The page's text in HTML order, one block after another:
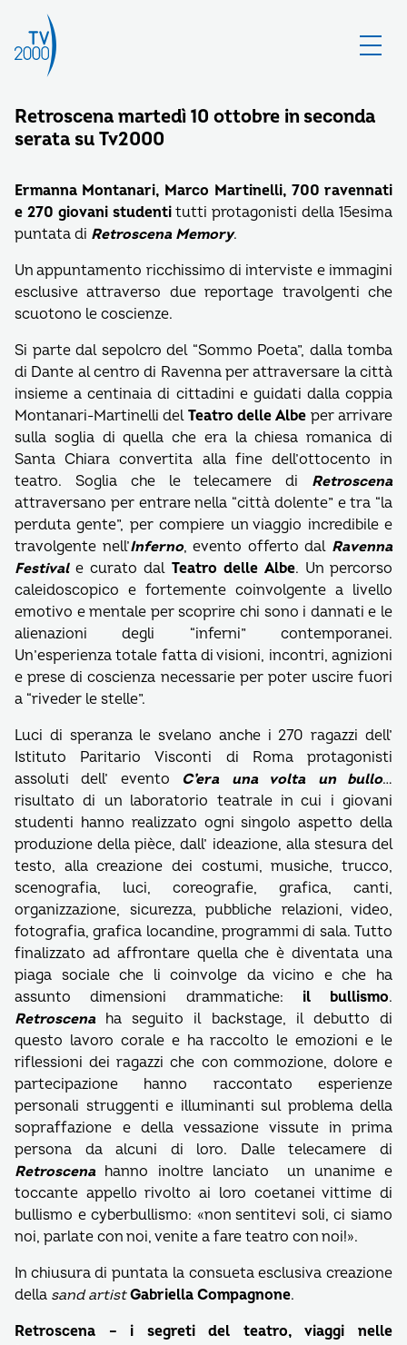
Retroscena martedì 10 ottobre in seconda
serata su Tv2000
Ermanna Montanari, Marco Martinelli, 700 ravennati
e 270 giovani studentitutti protagonisti della 15esima
puntata di Retroscena Memory.
Un appuntamento ricchissimo di interviste e immagini
esclusive attraverso due reportage travolgenti che
scuotono le coscienze.
Si parte dal sepolcro del “Sommo Poeta”, dalla tomba
di Dante al centro di Ravenna per attraversare la città
insieme a centinaia di cittadini e guidati dalla coppia
Montanari-Martinelli del Teatro delle Albe per arrivare
sulla soglia di quella che era la chiesa romanica di
Santa Chiara convertita alla fine dell’ottocento in
teatro. Soglia che le telecamere di Retroscena
attraversano per entrare nella “città dolente” e tra “la
perduta gente”, per compiere un viaggio incredibile e
travolgente nell’Inferno, evento offerto dal Ravenna
Festivale curato dal Teatro delle Albe. Un percorso
caleidoscopico e fortemente coinvolgente a livello
emotivo e mentale per scoprire chi sono i dannati e le
alienazioni degli “inferni” contemporanei.
Un’esperienza totale fatta di visioni, incontri, agnizioni
e prese di coscienza necessarie per poter uscire fuori
a “riveder le stelle”.
Luci di speranza le svelano anche i 270 ragazzi dell’
Istituto Paritario Visconti di Roma protagonisti
assoluti dell’ evento C’era una volta un bullo…
risultato di un laboratorio teatrale in cui i giovani
studenti hanno realizzato ogni singolo aspetto della
produzione della pièce, dall’ ideazione, alla stesura del
testo, alla creazione dei costumi, musiche, trucco,
scenografia, luci, coreografie, grafica, canti,
organizzazione, sicurezza, pubbliche relazioni, video,
fotografia, grafica locandine, programmi di sala. Tutto
finalizzato ad affrontare quella che è diventata una
piaga sociale che li coinvolge da vicino e che ha
assunto dimensioni drammatiche: il bullismo.
Retroscenaha seguito il backstage, il debutto di
questo lavoro corale e ha raccolto le emozioni e le
riflessioni dei ragazzi che con commozione, dolore e
partecipazione hanno raccontato esperienze
personali struggenti e illuminanti sul problema della
sopraffazione e della vessazione vissute in prima
persona da alcuni di loro. Dalle telecamere di
Retroscenahanno inoltre lanciato un unanime e
toccante appello rivolto ai loro coetanei vittime di
bullismo e cyberbullismo: «non sentitevi soli, ci siamo
noi, parlate con noi, venite a fare teatro con noi!».
In chiusura di puntata la consueta esclusiva creazione
della sand artist Gabriella Compagnone.
Retroscena – i segreti del teatro, viaggi nelle